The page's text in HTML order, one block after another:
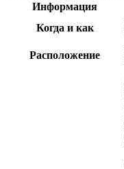
Информация
Когда и как
Расположение